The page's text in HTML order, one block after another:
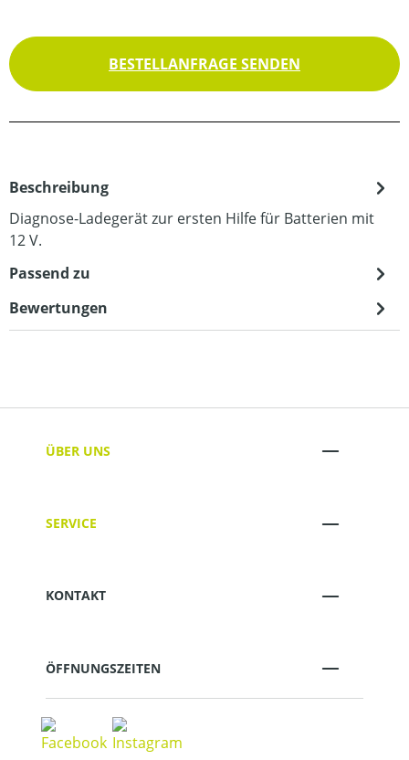
BESTELLANFRAGE SENDEN
Beschreibung
Diagnose-Ladegerät zur ersten Hilfe für Batterien mit
12 V.
Passend zu
Bewertungen
ÜBER UNS
SERVICE
KONTAKT
ÖFFNUNGSZEITEN